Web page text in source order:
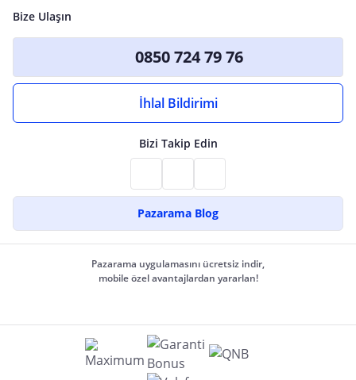
Bize Ulaşın
0850 724 79 76
İhlal Bildirimi
Bizi Takip Edin
Pazarama Blog
Pazarama uygulamasını ücretsiz indir,
mobile özel avantajlardan yararlan!